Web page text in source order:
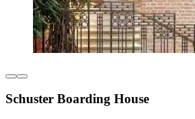
Schuster Boarding House